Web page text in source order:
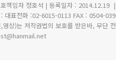
호책임자 정호석 | 등록일자 : 2014.12.19
: 대표전화 :02-6015-0113 FAX : 0504-
상)는 저작권법의 보호를 받은바, 무단
@hanmail.net